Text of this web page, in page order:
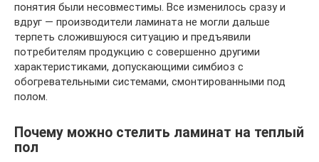
понятия были несовместимы. Все изменилось сразу и
вдруг — производители ламината не могли дальше
терпеть сложившуюся ситуацию и предъявили
потребителям продукцию с совершенно другими
характеристиками, допускающими симбиоз с
обогревательными системами, смонтированными под
полом.
Почему можно стелить ламинат на теплый
пол